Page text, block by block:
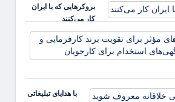
بروکرهایی‌ که با ایران
کار می‌کنند
با هدایای تبلیغاتی